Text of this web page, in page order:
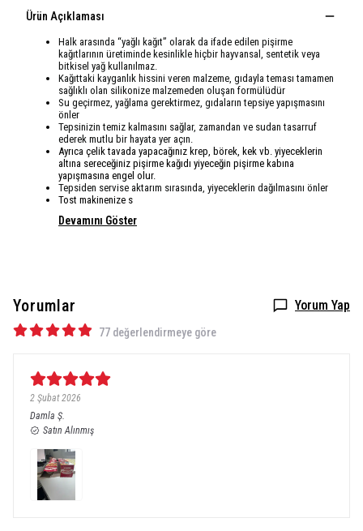
Ürün Açıklaması
Halk arasında “yağlı kağıt” olarak da ifade edilen pişirme
kağıtlarının üretiminde kesinlikle hiçbir hayvansal, sentetik veya
bitkisel yağ kullanılmaz.
Kağıttaki kayganlık hissini veren malzeme, gıdayla teması tamamen
sağlıklı olan silikonize malzemeden oluşan formülüdür
Su geçirmez, yağlama gerektirmez, gıdaların tepsiye yapışmasını
önler
Tepsinizin temiz kalmasını sağlar, zamandan ve sudan tasarruf
ederek mutlu bir hayata yer açın.
Ayrıca çelik tavada yapacağınız krep, börek, kek vb. yiyeceklerin
altına sereceğiniz pişirme kağıdı yiyeceğin pişirme kabına
yapışmasına engel olur.
Tepsiden servise aktarım sırasında, yiyeceklerin dağılmasını önler
Tost makinenize s
Devamını Göster
Yorumlar Yorum Yap
77 değerlendirmeye göre
2 Şubat 2026
Damla Ş.
Satın Alınmış